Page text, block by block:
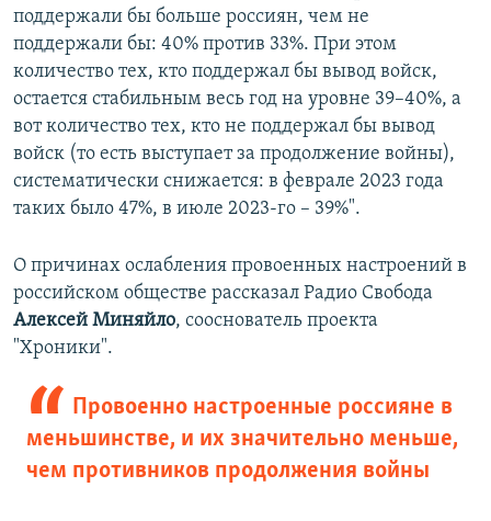
поддержали бы больше россиян, чем не
поддержали бы: 40% против 33%. При этом
количество тех, кто поддержал бы вывод войск,
остается стабильным весь год на уровне 39–40%, а
вот количество тех, кто не поддержал бы вывод
войск (то есть выступает за продолжение войны),
систематически снижается: в феврале 2023 года
таких было 47%, в июле 2023-го – 39%".
О причинах ослабления провоенных настроений в
российском обществе рассказал Радио Свобода
Алексей Миняйло, сооснователь проекта
"Хроники".
Провоенно настроенные россияне в
меньшинстве, и их значительно меньше,
чем противников продолжения войны